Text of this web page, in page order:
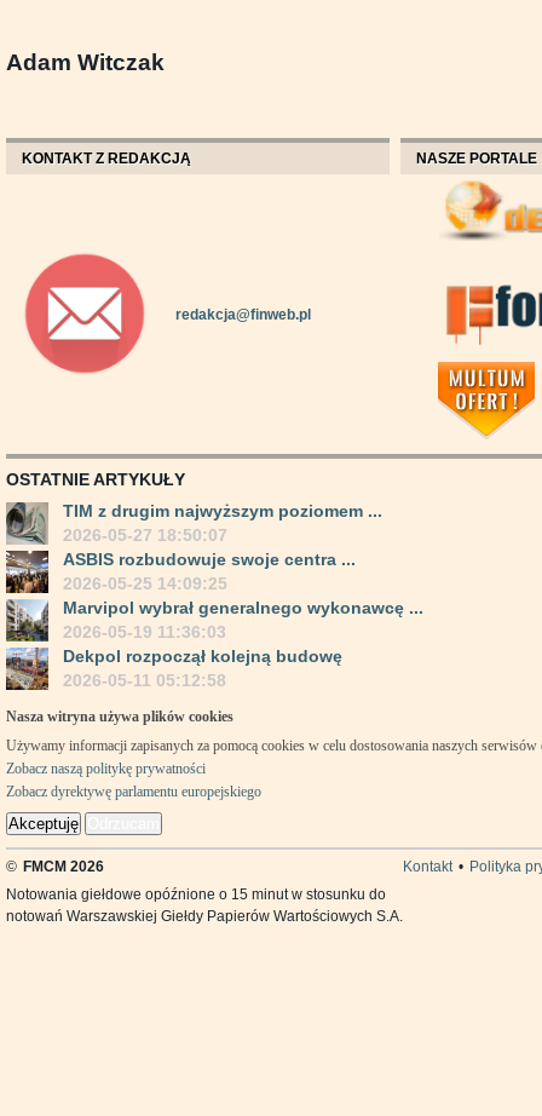
Adam Witczak
KONTAKT Z REDAKCJĄ
redakcja@finweb.pl
NASZE PORTALE
OSTATNIE ARTYKUŁY
TIM z drugim najwyższym poziomem ...
2026-05-27 18:50:07
ASBIS rozbudowuje swoje centra ...
2026-05-25 14:09:25
Marvipol wybrał generalnego wykonawcę ...
2026-05-19 11:36:03
Dekpol rozpoczął kolejną budowę
2026-05-11 05:12:58
Nasza witryna używa plików cookies
Używamy informacji zapisanych za pomocą cookies w celu dostosowania naszych
Zobacz naszą politykę prywatności
Zobacz dyrektywę parlamentu europejskiego
Akceptuję
© FMCM 2026 Kontakt • Polityka
Notowania giełdowe opóźnione o 15 minut w stosunku do
notowań Warszawskiej Giełdy Papierów Wartościowych S.A.